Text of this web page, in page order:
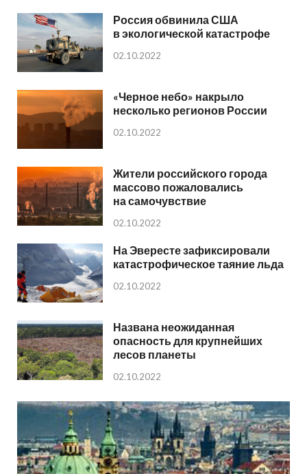
Россия обвинила США
в экологической катастрофе
02.10.2022
«Черное небо» накрыло
несколько регионов России
02.10.2022
Жители российского города
массово пожаловались
на самочувствие
02.10.2022
На Эвересте зафиксировали
катастрофическое таяние льда
02.10.2022
Названа неожиданная
опасность для крупнейших
лесов планеты
02.10.2022